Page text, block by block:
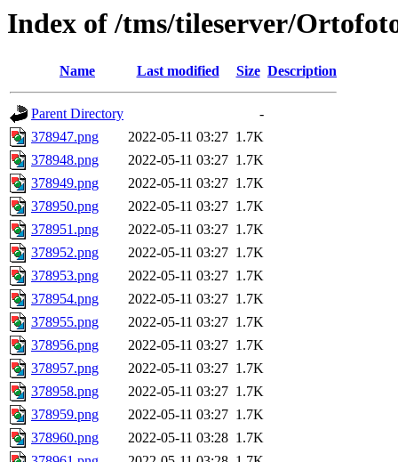
Index of /tms/tileserver/
Name Last modified Size Description
Parent Directory
-
378947.png
2022-05-11 03:27 1.7K
378948.png
2022-05-11 03:27 1.7K
378949.png
2022-05-11 03:27 1.7K
378950.png
2022-05-11 03:27 1.7K
378951.png
2022-05-11 03:27 1.7K
378952.png
2022-05-11 03:27 1.7K
378953.png
2022-05-11 03:27 1.7K
378954.png
2022-05-11 03:27 1.7K
378955.png
2022-05-11 03:27 1.7K
378956.png
2022-05-11 03:27 1.7K
378957.png
2022-05-11 03:27 1.7K
378958.png
2022-05-11 03:27 1.7K
378959.png
2022-05-11 03:27 1.7K
378960.png
2022-05-11 03:28 1.7K